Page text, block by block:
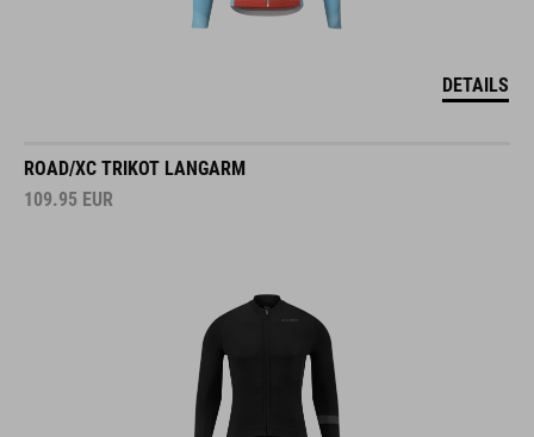
DETAILS
ROAD/XC TRIKOT LANGARM
109.95 EUR